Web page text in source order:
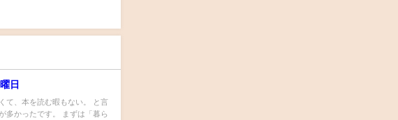
日
て、本を読む暇もない。 と言
多かったです。 まずは「暮ら